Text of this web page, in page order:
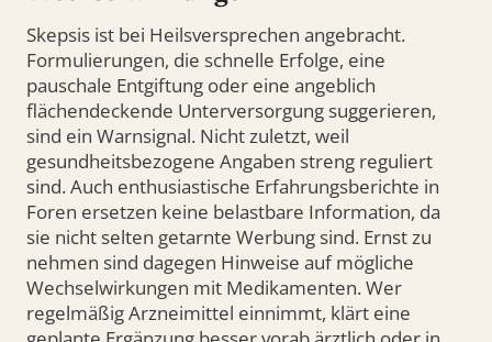
Skepsis ist bei Heilsversprechen angebracht.
Formulierungen, die schnelle Erfolge, eine
pauschale Entgiftung oder eine angeblich
flächendeckende Unterversorgung suggerieren,
sind ein Warnsignal. Nicht zuletzt, weil
gesundheitsbezogene Angaben streng reguliert
sind. Auch enthusiastische Erfahrungsberichte in
Foren ersetzen keine belastbare Information, da
sie nicht selten getarnte Werbung sind. Ernst zu
nehmen sind dagegen Hinweise auf mögliche
Wechselwirkungen mit Medikamenten. Wer
regelmäßig Arzneimittel einnimmt, klärt eine